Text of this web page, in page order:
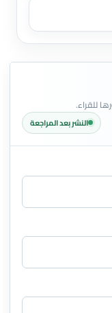
للقراء.
النشر بعد المراجعة